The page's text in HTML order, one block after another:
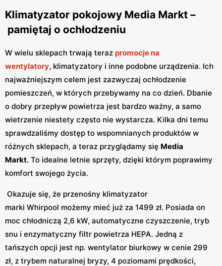
Klimatyzator pokojowy Media Markt –
pamiętaj o ochłodzeniu
W wielu sklepach trwają teraz promocje na
wentylatory, klimatyzatory i inne podobne urządzenia. Ich
najważniejszym celem jest zazwyczaj ochłodzenie
pomieszczeń, w których przebywamy na co dzień. Dbanie
o dobry przepływ powietrza jest bardzo ważny, a samo
wietrzenie niestety często nie wystarcza. Kilka dni temu
sprawdzaliśmy dostęp to wspomnianych produktów w
różnych sklepach, a teraz przyglądamy się Media
Markt. To idealne letnie sprzęty, dzięki którym poprawimy
komfort swojego życia.
Okazuje się, że przenośny klimatyzator
marki Whirpool możemy mieć już za 1499 zł. Posiada on
moc chłodniczą 2,6 kW, automatyczne czyszczenie, tryb
snu i enzymatyczny filtr powietrza HEPA. Jedną z
tańszych opcji jest np. wentylator biurkowy w cenie 299
zł, z trybem naturalnej bryzy, 4 poziomami prędkości,